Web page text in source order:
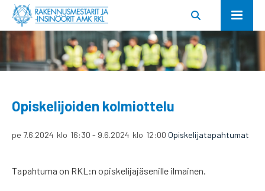
Opiskelijoiden kolmiottelu
pe 7.6.2024 klo 16:30 - 9.6.2024 klo 12:00 Opiskelijatapahtumat
Tapahtuma on RKL:n opiskelijajäsenille ilmainen.